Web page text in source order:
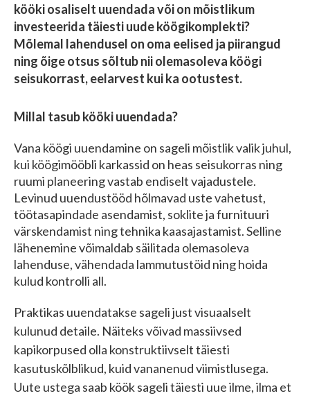
kööki osaliselt uuendada või on mõistlikum
investeerida täiesti uude köögikomplekti?
Mõlemal lahendusel on oma eelised ja piirangud
ning õige otsus sõltub nii olemasoleva köögi
seisukorrast, eelarvest kui ka ootustest.
Millal tasub kööki uuendada?
Vana köögi uuendamine on sageli mõistlik valik juhul,
kui köögimööbli karkassid on heas seisukorras ning
ruumi planeering vastab endiselt vajadustele.
Levinud uuendustööd hõlmavad uste vahetust,
töötasapindade asendamist, soklite ja furnituuri
värskendamist ning tehnika kaasajastamist. Selline
lähenemine võimaldab säilitada olemasoleva
lahenduse, vähendada lammutustöid ning hoida
kulud kontrolli all.
Praktikas uuendatakse sageli just visuaalselt
kulunud detaile. Näiteks võivad massiivsed
kapikorpused olla konstruktiivselt täiesti
kasutuskõlblikud, kuid vananenud viimistlusega.
Uute ustega saab köök sageli täiesti uue ilme, ilma et